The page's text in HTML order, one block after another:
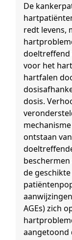
De
redt levens,
doeltreffend
voor het
hartfalen
dosis.
ontstaan
de
AGEs) zich
aangetoond